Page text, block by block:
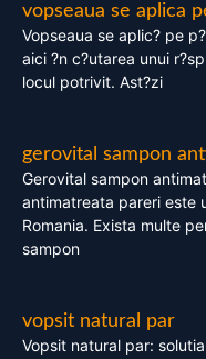
vopseaua se aplica
Vopseaua se aplic? pe
aici ?n c?utarea unui
locul potrivit. Ast?zi
gerovital sampon
Gerovital sampon
antimatreata pareri este
Romania. Exista multe
sampon
vopsit natural par
Vopsit natural par: